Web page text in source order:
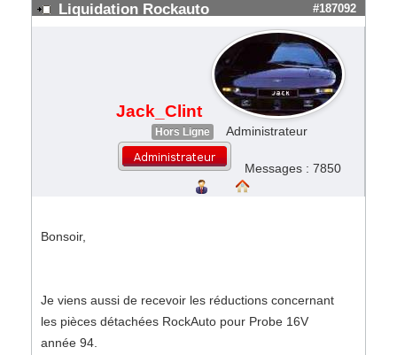
Liquidation Rockauto #187092
Jack_Clint
Hors Ligne Administrateur
Messages : 7850
Bonsoir,
Je viens aussi de recevoir les réductions concernant
les pièces détachées RockAuto pour Probe 16V
année 94.